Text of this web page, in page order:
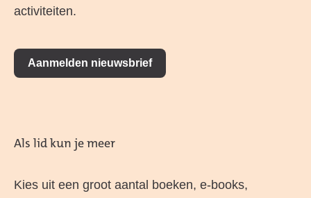
activiteiten.
Aanmelden nieuwsbrief
Als lid kun je meer
Kies uit een groot aantal boeken, e-books,